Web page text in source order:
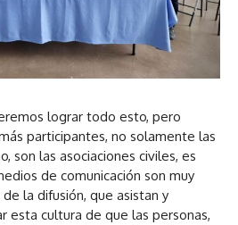
lograr todo esto, pero
participantes, no solamente las
son las asociaciones civiles, es
de comunicación son muy
la difusión, que asistan y
esta cultura de que las personas,